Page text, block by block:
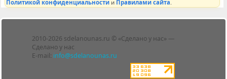
Политикой конфиденциальности и Правилами сайта
2010-2026 sdelanounas.ru © «Сделано у нас» —
Сделано у нас
E-mail: info@sdelanounas.ru
Блоги
Люди
Политика